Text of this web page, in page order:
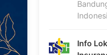
Info